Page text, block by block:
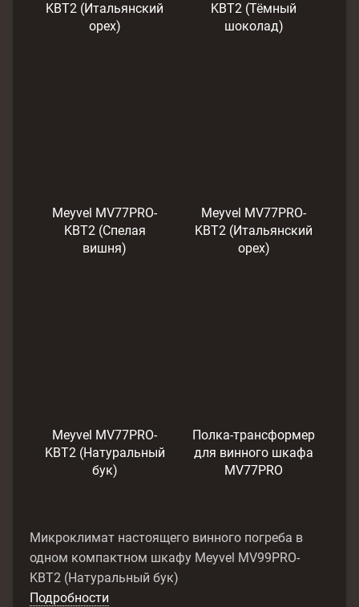
KBT2 (Итальянский
орех)
KBT2 (Тёмный
шоколад)
Meyvel MV77PRO-
KBT2 (Спелая
вишня)
Meyvel MV77PRO-
KBT2 (Итальянский
орех)
Meyvel MV77PRO-
KBT2 (Натуральный
бук)
Полка-трансформер
для винного шкафа
MV77PRO
Микроклимат настоящего винного погреба в
одном компактном шкафу Meyvel MV99PRO-
KBT2 (Натуральный бук)
Подробности